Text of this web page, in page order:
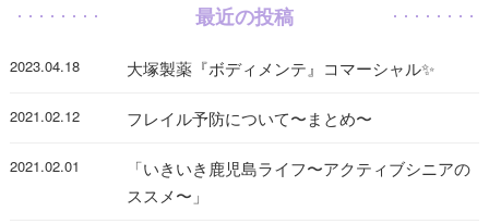
最近の投稿
2023.04.18 大塚製薬『ボディメンテ』コマーシャル✨
2021.02.12 フレイル予防について〜まとめ〜
2021.02.01
「いきいき鹿児島ライフ〜アクティブシニアの
ススメ〜」